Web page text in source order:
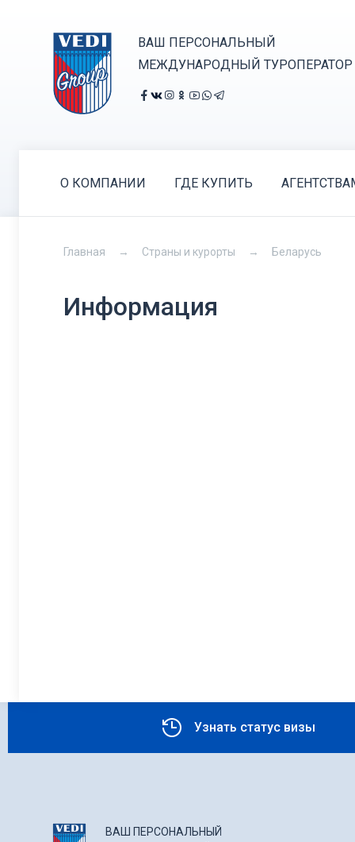
ВАШ ПЕРСОНАЛЬНЫЙ
МЕЖДУНАРОДНЫЙ ТУРОПЕРАТОР
О КОМПАНИИ ГДЕ КУПИТЬ
Главная Страны и курорты Беларусь
Информация
Узнать статус визы
ВАШ ПЕРСОНАЛЬНЫЙ